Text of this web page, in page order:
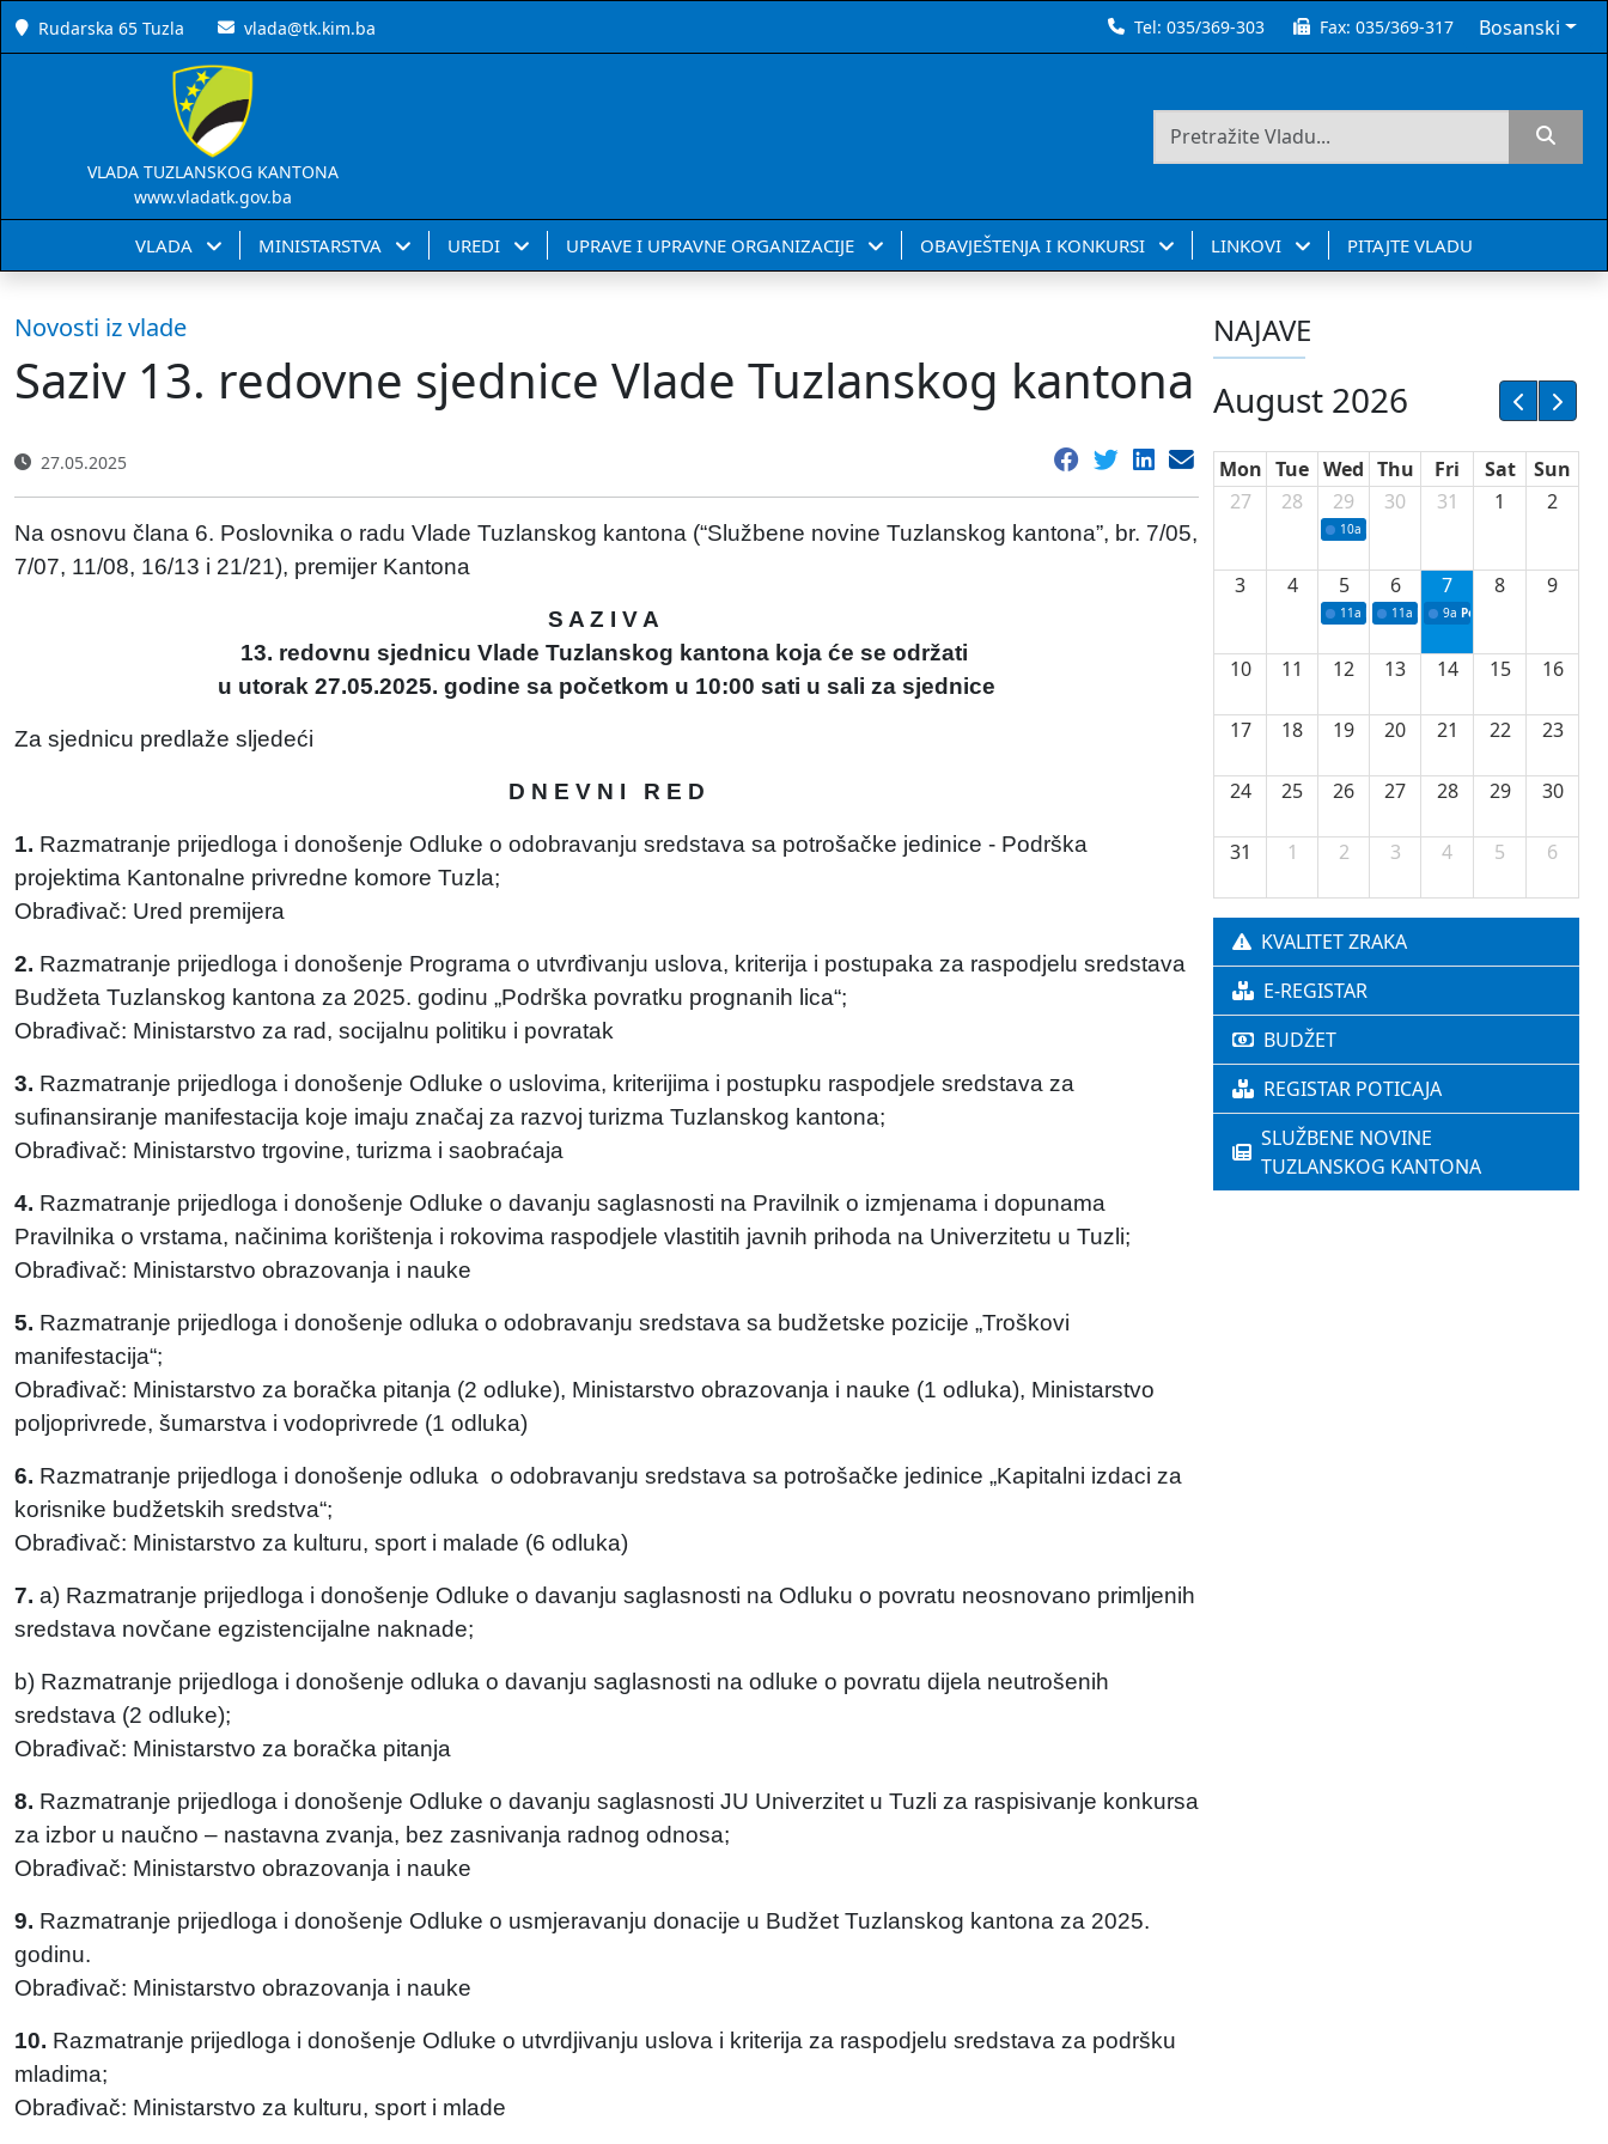
Rudarska 65 Tuzla vlada@tk.kim.ba Tel:035/369-303 Fax:035/369-317 Bosanski
VLADA TUZLANSKOG KANTONA
www.vladatk.gov.ba
VLADA MINISTARSTVA UREDI UPRAVE I UPRAVNE ORGANIZACIJE OBAVJEŠTENJA I KONKURSI LINKOVI PITAJTE VLADU
Novosti iz vlade
Saziv 13. redovne sjednice Vlade Tuzlanskog kantona
27.05.2025
Na osnovu člana 6. Poslovnika o radu Vlade Tuzlanskog kantona (“Službene novine Tuzlanskog kantona”, br. 7/05,
7/07, 11/08, 16/13 i 21/21), premijer Kantona
S A Z I V A
13. redovnu sjednicu Vlade Tuzlanskog kantona koja će se održati
u utorak 27.05.2025. godine sa početkom u 10:00 sati u sali za sjednice
Za sjednicu predlaže sljedeći
D N E V N I R E D
1. Razmatranje prijedloga i donošenje Odluke o odobravanju sredstava sa potrošačke jedinice - Podrška
projektima Kantonalne privredne komore Tuzla;
Obrađivač: Ured premijera
2. Razmatranje prijedloga i donošenje Programa o utvrđivanju uslova, kriterija i postupaka za raspodjelu sredstava
Budžeta Tuzlanskog kantona za 2025. godinu „Podrška povratku prognanih lica“;
Obrađivač: Ministarstvo za rad, socijalnu politiku i povratak
3. Razmatranje prijedloga i donošenje Odluke o uslovima, kriterijima i postupku raspodjele sredstava za
sufinansiranje manifestacija koje imaju značaj za razvoj turizma Tuzlanskog kantona;
Obrađivač: Ministarstvo trgovine, turizma i saobraćaja
4. Razmatranje prijedloga i donošenje Odluke o davanju saglasnosti na Pravilnik o izmjenama i dopunama
Pravilnika o vrstama, načinima korištenja i rokovima raspodjele vlastitih javnih prihoda na Univerzitetu u Tuzli;
Obrađivač: Ministarstvo obrazovanja i nauke
5. Razmatranje prijedloga i donošenje odluka o odobravanju sredstava sa budžetske pozicije „Troškovi
manifestacija“;
Obrađivač: Ministarstvo za boračka pitanja (2 odluke), Ministarstvo obrazovanja i nauke (1 odluka), Ministarstvo
poljoprivrede, šumarstva i vodoprivrede (1 odluka)
6. Razmatranje prijedloga i donošenje odluka o odobravanju sredstava sa potrošačke jedinice „Kapitalni izdaci za
korisnike budžetskih sredstva“;
Obrađivač: Ministarstvo za kulturu, sport i malade (6 odluka)
7. a) Razmatranje prijedloga i donošenje Odluke o davanju saglasnosti na Odluku o povratu neosnovano primljenih
sredstava novčane egzistencijalne naknade;
b) Razmatranje prijedloga i donošenje odluka o davanju saglasnosti na odluke o povratu dijela neutrošenih
sredstava (2 odluke);
Obrađivač: Ministarstvo za boračka pitanja
8. Razmatranje prijedloga i donošenje Odluke o davanju saglasnosti JU Univerzitet u Tuzli za raspisivanje konkursa
za izbor u naučno – nastavna zvanja, bez zasnivanja radnog odnosa;
Obrađivač: Ministarstvo obrazovanja i nauke
9. Razmatranje prijedloga i donošenje Odluke o usmjeravanju donacije u Budžet Tuzlanskog kantona za 2025.
godinu.
Obrađivač: Ministarstvo obrazovanja i nauke
10. Razmatranje prijedloga i donošenje Odluke o utvrdjivanju uslova i kriterija za raspodjelu sredstava za podršku
mladima;
Obrađivač: Ministarstvo za kulturu, sport i mlade
NAJAVE
August 2026
Mon Tue Wed Thu Fri Sat
Sun
27
28 29
10a Potpisivanje ugovora sa neprofitnim
30 31 1 2
3 4 5
11a Potpisivanje ugovora o stipendijama
6
11a Podrška razvoju vodne
7
9a Početak izgradnje nove
8 9
10 11 12 13 14 15 16
17 18 19 20 21 22 23
24 25 26 27 28 29 30
31 1 2 3 4 5 6
KVALITET ZRAKA
E-REGISTAR
BUDŽET
REGISTAR POTICAJA
SLUŽBENE NOVINE
TUZLANSKOG KANTONA